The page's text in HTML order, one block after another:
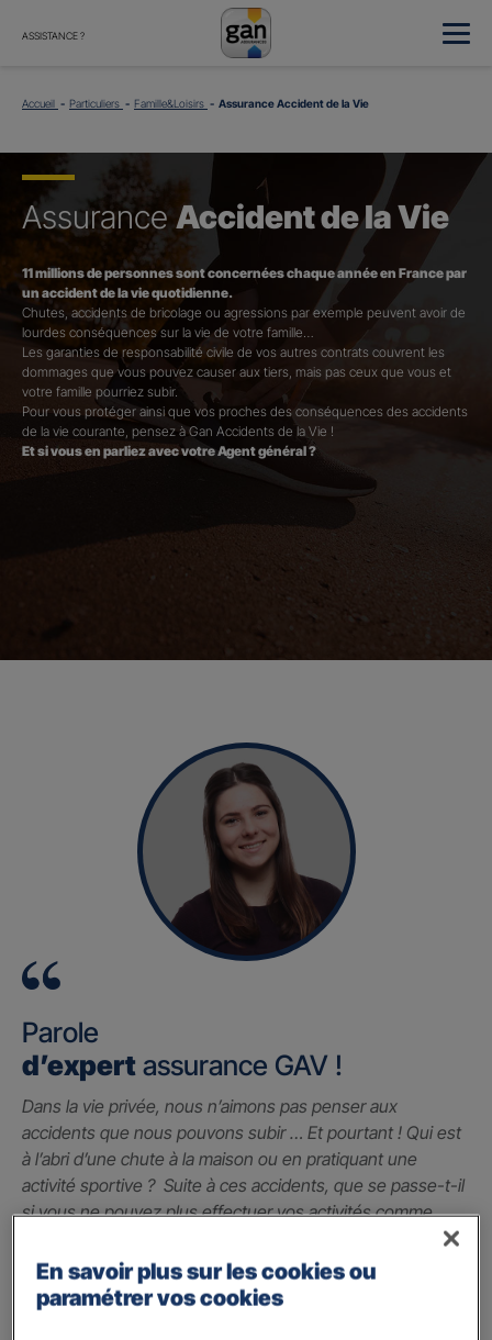
ASSISTANCE ?
Accueil Particuliers Famille&Loisirs Assurance Accident de la Vie
AssuranceAccident de la Vie
11 millions de personnes sont concernées chaque année en France par
un accident de la vie quotidienne.
Chutes, accidents de bricolage ou agressions par exemple peuvent avoir de
lourdes conséquences sur la vie de votre famille…
Les garanties de responsabilité civile de vos autres contrats couvrent les
dommages que vous pouvez causer aux tiers, mais pas ceux que vous et
votre famille pourriez subir.
Pour vous protéger ainsi que vos proches des conséquences des accidents
de la vie courante, pensez à Gan Accidents de la Vie !
Et si vous en parliez avec votre Agent général ?
Parole
d’expert assurance GAV !
Dans la vie privée, nous n’aimons pas penser aux
accidents que nous pouvons subir … Et pourtant ! Qui est
à l’abri d’une chute à la maison ou en pratiquant une
activité sportive ? Suite à ces accidents, que se passe-t-il
si vous ne pouvez plus effectuer vos activités comme
contrat qui peut vous indemniser à hauteur du préjudice
subi grâce à un capital qui vous permet de faire face
jusqu’à 2 millions d’euros.
En savoir plus sur les cookies ou
paramétrer vos cookies